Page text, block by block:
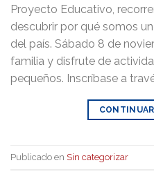
Proyecto Educativo,
descubrir por qué somos
del país. Sábado 8 de
familia y disfrute de
pequeños. Inscríbase a
Publicado en Sin categorizar